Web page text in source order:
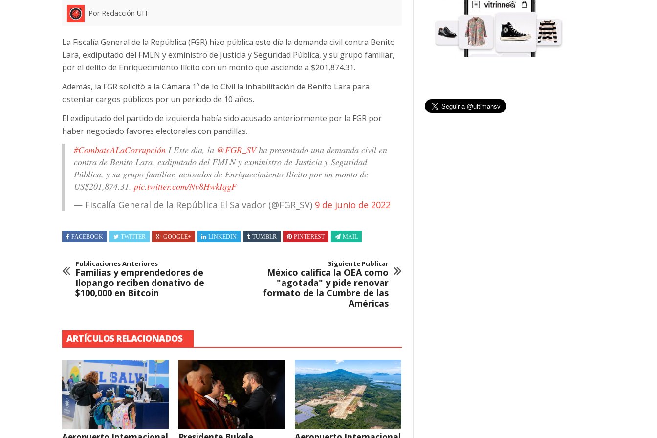
Por Redacción UH
La Fiscalía General de la República (FGR) hizo pública este día la demanda civil contra Benito
Lara, exdiputado del FMLN y exministro de Justicia y Seguridad Pública, y su grupo familiar,
por el delito de Enriquecimiento Ilícito con un monto que asciende a $201,874.31.
Además, la FGR solicitó a la Cámara 1º de lo Civil la inhabilitación de Benito Lara para
ostentar cargos públicos por un periodo de 10 años.
El exdiputado del partido de izquierda había sido acusado anteriormente por la FGR por
haber negociado favores electorales con pandillas.
#CombateALaCorrupción I Este día, la @FGR_SVha presentado una demanda civil en
contra de Benito Lara, exdiputado del FMLN y exministro de Justicia y Seguridad
Pública, y su grupo familiar, acusados de Enriquecimiento Ilícito por un monto de
US$201,874.31. pic.twitter.com/Nv8HwkIqgF
— Fiscalía General de la República El Salvador (@FGR_SV) 9 de junio de 2022
FACEBOOK TWITTER GOOGLE+ LINKEDIN TUMBLR PINTEREST MAIL
Publicaciones Anteriores
Familias y emprendedores de
Ilopango reciben donativo de
$100,000 en Bitcoin
Siguiente Publicar
México califica la OEA como
"agotada" y pide renovar
formato de la Cumbre de las
Américas
ARTÍCULOS RELACIONADOS